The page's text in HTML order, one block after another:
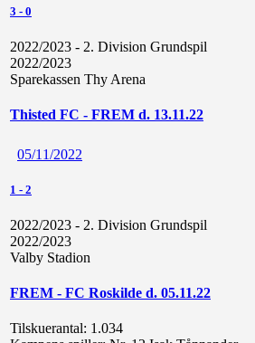
3 - 0
2022/2023 - 2. Division Grundspil
2022/2023
Sparekassen Thy Arena
Thisted FC - FREM d. 13.11.22
05/11/2022
1 - 2
2022/2023 - 2. Division Grundspil
2022/2023
Valby Stadion
FREM - FC Roskilde d. 05.11.22
Tilskuerantal: 1.034